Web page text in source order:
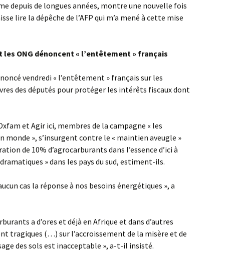
depuis de longues années, montre une nouvelle fois
lire la dépêche de l’AFP qui m’a mené à cette mise
ONG dénoncent « l’entêtement » français
vendredi « l’entêtement » français sur les
des députés pour protéger les intérêts fiscaux dont
et Agir ici, membres de la campagne « les
», s’insurgent contre le « maintien aveugle »
de 10% d’agrocarburants dans l’essence d’ici à
» dans les pays du sud, estiment-ils.
cas la réponse à nos besoins énergétiques », a
a d’ores et déjà en Afrique et dans d’autres
tragiques (…) sur l’accroissement de la misère et de
des sols est inacceptable », a-t-il insisté.